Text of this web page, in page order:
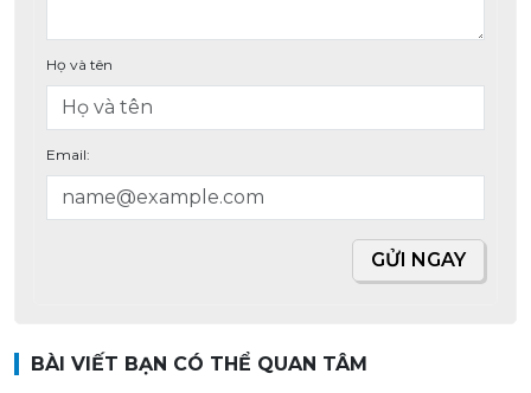
Họ và tên
Email:
GỬI NGAY
BÀI VIẾT BẠN CÓ THỂ QUAN TÂM